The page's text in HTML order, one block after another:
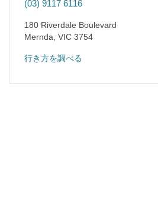
(03) 9117 6116
180 Riverdale Boulevard
Mernda VIC 3754
行き方を調べる